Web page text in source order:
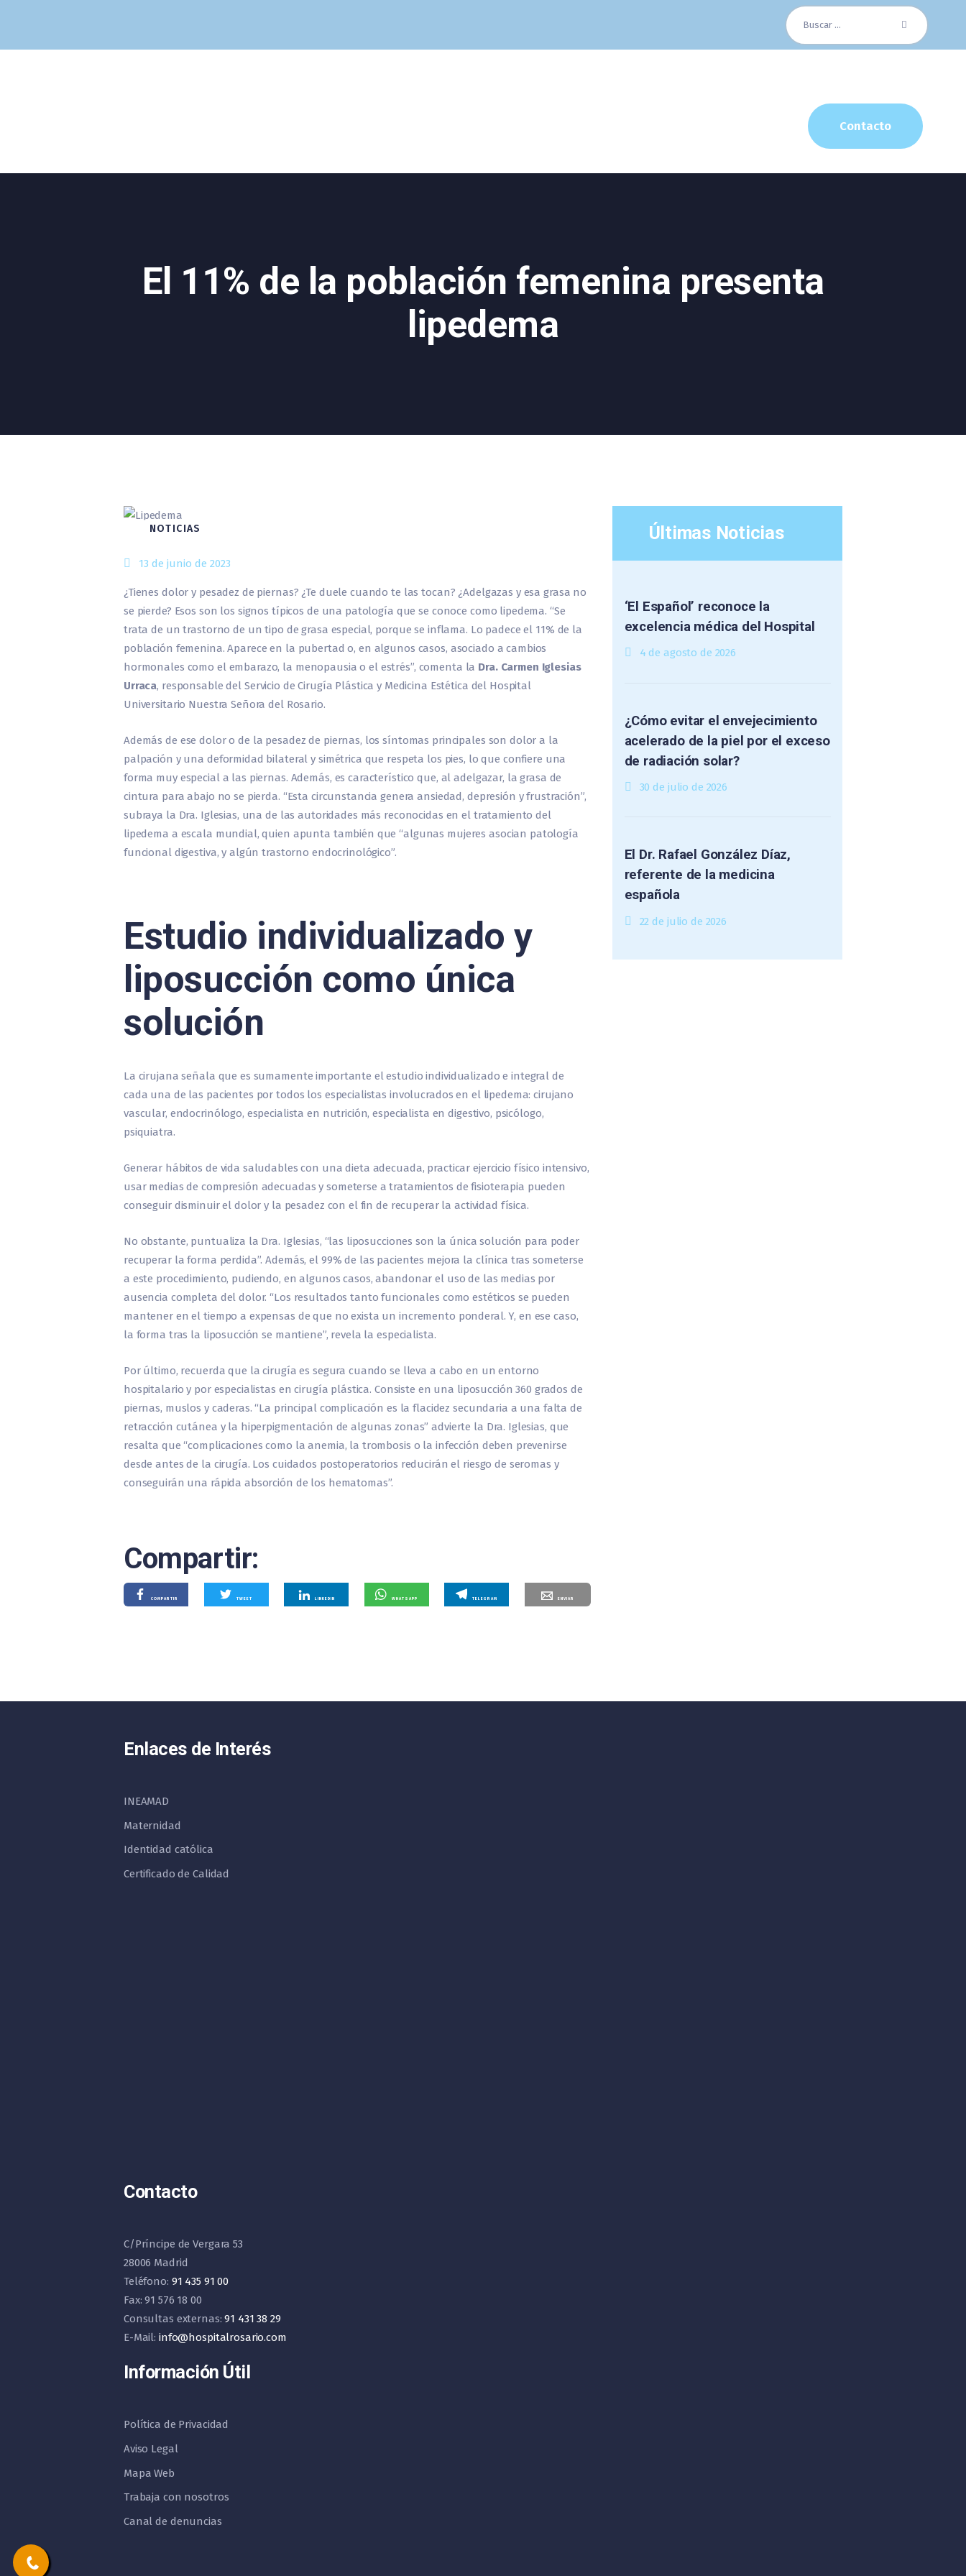
Buscar:
Contacto
El 11% de la población femenina presenta
lipedema
Especialidades
NOTICIAS
13 de junio de 2023
¿Tienes dolor y pesadez de piernas? ¿Te duele cuando te las tocan? ¿Adelgazas y esa grasa no
se pierde? Esos son los signos típicos de una patología que se conoce como lipedema. “Se
trata de un trastorno de un tipo de grasa especial, porque se inflama. Lo padece el 11% de la
población femenina. Aparece en la pubertad o, en algunos casos, asociado a cambios
hormonales como el embarazo, la menopausia o el estrés”, comenta la Dra. Carmen Iglesias
Urraca, responsable del Servicio de Cirugía Plástica y Medicina Estética del Hospital
Universitario Nuestra Señora del Rosario.
Además de ese dolor o de la pesadez de piernas, los síntomas principales son dolor a la
palpación y una deformidad bilateral y simétrica que respeta los pies, lo que confiere una
forma muy especial a las piernas. Además, es característico que, al adelgazar, la grasa de
cintura para abajo no se pierda. “Esta circunstancia genera ansiedad, depresión y frustración”,
subraya la Dra. Iglesias, una de las autoridades más reconocidas en el tratamiento del
lipedema a escala mundial, quien apunta también que “algunas mujeres asocian patología
funcional digestiva, y algún trastorno endocrinológico”.
Estudio individualizado y
liposucción como única
solución
La cirujana señala que es sumamente importante el estudio individualizado e integral de
cada una de las pacientes por todos los especialistas involucrados en el lipedema: cirujano
vascular, endocrinólogo, especialista en nutrición, especialista en digestivo, psicólogo,
psiquiatra.
Generar hábitos de vida saludables con una dieta adecuada, practicar ejercicio físico intensivo,
usar medias de compresión adecuadas y someterse a tratamientos de fisioterapia pueden
conseguir disminuir el dolor y la pesadez con el fin de recuperar la actividad física.
No obstante, puntualiza la Dra. Iglesias, “las liposucciones son la única solución para poder
recuperar la forma perdida”. Además, el 99% de las pacientes mejora la clínica tras someterse
a este procedimiento, pudiendo, en algunos casos, abandonar el uso de las medias por
ausencia completa del dolor. “Los resultados tanto funcionales como estéticos se pueden
mantener en el tiempo a expensas de que no exista un incremento ponderal. Y, en ese caso,
la forma tras la liposucción se mantiene”, revela la especialista.
Por último, recuerda que la cirugía es segura cuando se lleva a cabo en un entorno
hospitalario y por especialistas en cirugía plástica. Consiste en una liposucción 360 grados de
piernas, muslos y caderas. “La principal complicación es la flacidez secundaria a una falta de
retracción cutánea y la hiperpigmentación de algunas zonas” advierte la Dra. Iglesias, que
resalta que “complicaciones como la anemia, la trombosis o la infección deben prevenirse
desde antes de la cirugía. Los cuidados postoperatorios reducirán el riesgo de seromas y
conseguirán una rápida absorción de los hematomas”.
Compartir:
COMPARTIR TWEET LINKEDIN WHATSAPP TELEGRAM ENVIAR
Últimas Noticias
‘El Español’ reconoce la
excelencia médica del Hospital
4 de agosto de 2026
¿Cómo evitar el envejecimiento
acelerado de la piel por el exceso
de radiación solar?
30 de julio de 2026
El Dr. Rafael González Díaz,
referente de la medicina
española
22 de julio de 2026
Enlaces de Interés
INEAMAD
Maternidad
Identidad católica
Certificado de Calidad
Contacto
C/Príncipe de Vergara 53
28006 Madrid
Teléfono: 91 435 91 00
Fax: 91 576 18 00
Consultas externas:91 431 38 29
E-Mail: info@hospitalrosario.com
Información Útil
Política de Privacidad
Aviso Legal
Mapa Web
Trabaja con nosotros
Canal de denuncias